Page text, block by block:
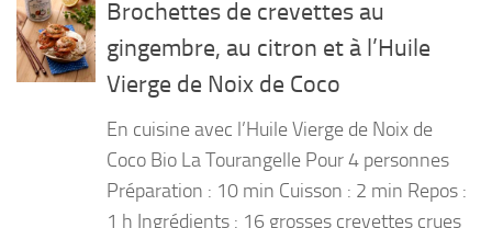
Brochettes de crevettes au
gingembre, au citron et à l’Huile
Vierge de Noix de Coco
En cuisine avec l’Huile Vierge de Noix de
Coco Bio La Tourangelle Pour 4 personnes
Préparation : 10 min Cuisson : 2 min Repos :
1 h Ingrédients : 16 grosses crevettes crues